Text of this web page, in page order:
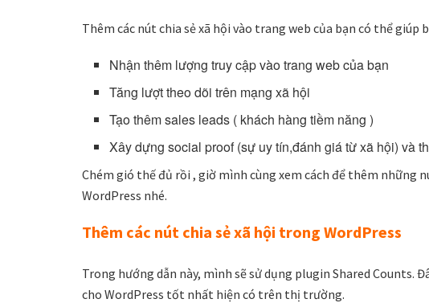
Thêm các nút chia sẻ xã hội vào trang web của bạn có thể giúp
Nhận thêm lượng truy cập vào trang web của bạn
Tăng lượt theo dõi trên mạng xã hội
Tạo thêm sales leads ( khách hàng tiềm năng )
Xây dựng social proof (sự uy tín,đánh giá từ xã hội) và
Chém gió thế đủ rồi , giờ mình cùng xem cách để thêm những
WordPress nhé.
Thêm các nút chia sẻ xã hội trong WordPress
Trong hướng dẫn này, mình sẽ sử dụng plugin Shared
cho WordPress tốt nhất hiện có trên thị trường.